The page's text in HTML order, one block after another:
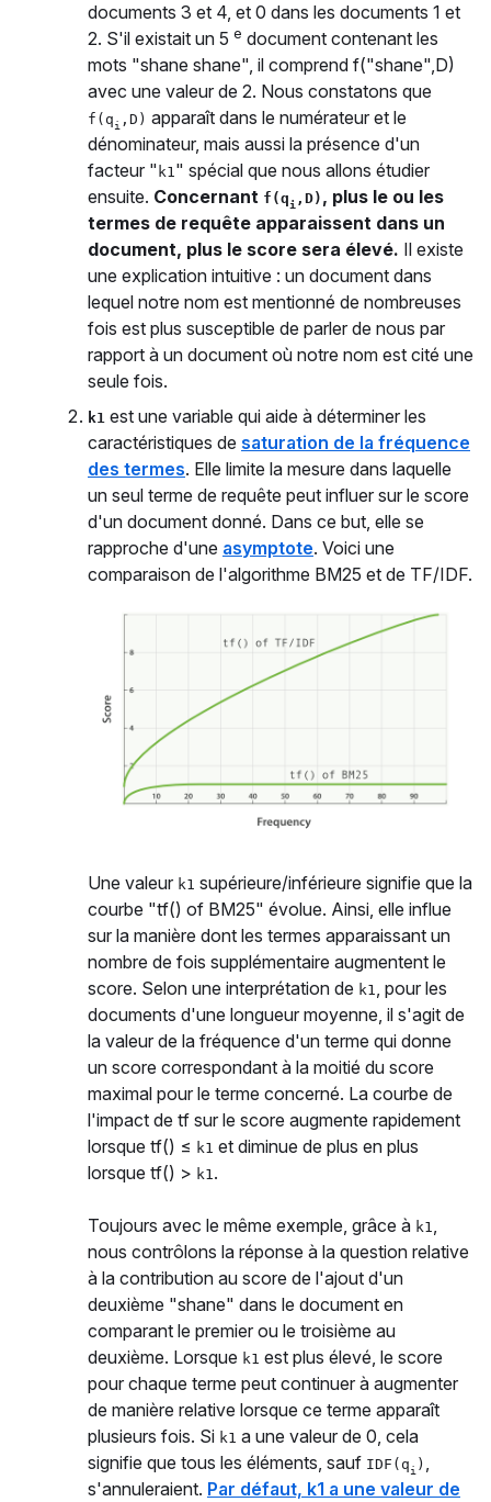
documents 3 et 4, et 0 dans les documents 1 et
2. S'il existait un 5 e document contenant les
mots "shane shane", il comprend f("shane",D)
avec une valeur de 2. Nous constatons que
f(qi ,D) apparaît dans le numérateur et le
dénominateur, mais aussi la présence d'un
facteur " k1" spécial que nous allons étudier
ensuite. Concernant f(qi ,D) , plus le ou les
termes de requête apparaissent dans un
document, plus le score sera élevé. Il existe
une explication intuitive : un document dans
lequel notre nom est mentionné de nombreuses
fois est plus susceptible de parler de nous par
rapport à un document où notre nom est cité une
seule fois.
k1 est une variable qui aide à déterminer les
caractéristiques de saturation de la fréquence
des termes. Elle limite la mesure dans laquelle
un seul terme de requête peut influer sur le score
d'un document donné. Dans ce but, elle se
rapproche d'une asymptote. Voici une
comparaison de l'algorithme BM25 et de TF/IDF.
Une valeur k1 supérieure/inférieure signifie que la
courbe "tf() of BM25" évolue. Ainsi, elle influe
sur la manière dont les termes apparaissant un
nombre de fois supplémentaire augmentent le
score. Selon une interprétation de k1, pour les
documents d'une longueur moyenne, il s'agit de
la valeur de la fréquence d'un terme qui donne
un score correspondant à la moitié du score
maximal pour le terme concerné. La courbe de
l'impact de tf sur le score augmente rapidement
lorsque tf() ≤ k1 et diminue de plus en plus
lorsque tf() > k1.
Toujours avec le même exemple, grâce à k1,
nous contrôlons la réponse à la question relative
à la contribution au score de l'ajout d'un
deuxième "shane" dans le document en
comparant le premier ou le troisième au
deuxième. Lorsque k1 est plus élevé, le score
pour chaque terme peut continuer à augmenter
de manière relative lorsque ce terme apparaît
plusieurs fois. Si k1 a une valeur de 0, cela
signifie que tous les éléments, sauf IDF(qi ) ,
s'annuleraient. Par défaut, k1 a une valeur de